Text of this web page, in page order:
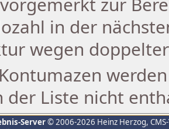
in der
wegen
Kontumazen
der Liste nicht
Server© 2006-2026 Heinz Herzog,